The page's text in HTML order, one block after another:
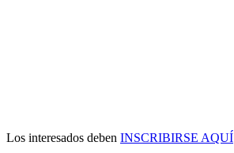
Los interesados deben INSCRIBIRSE AQUÍ